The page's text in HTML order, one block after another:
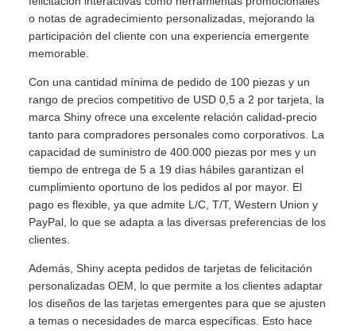
o notas de agradecimiento personalizadas, mejorando la
participación del cliente con una experiencia emergente
memorable.
Con una cantidad mínima de pedido de 100 piezas y un
rango de precios competitivo de USD 0,5 a 2 por tarjeta, la
marca Shiny ofrece una excelente relación calidad-precio
tanto para compradores personales como corporativos. La
capacidad de suministro de 400.000 piezas por mes y un
tiempo de entrega de 5 a 19 días hábiles garantizan el
cumplimiento oportuno de los pedidos al por mayor. El
pago es flexible, ya que admite L/C, T/T, Western Union y
PayPal, lo que se adapta a las diversas preferencias de los
clientes.
Además, Shiny acepta pedidos de tarjetas de felicitación
personalizadas OEM, lo que permite a los clientes adaptar
los diseños de las tarjetas emergentes para que se ajusten
a temas o necesidades de marca específicas. Esto hace